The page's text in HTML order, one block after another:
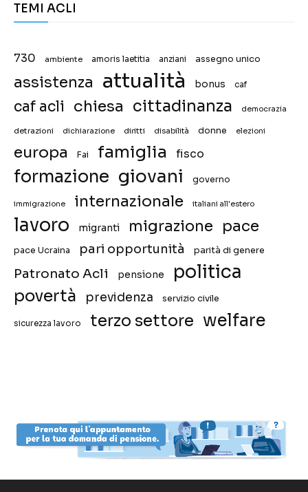
TEMI ACLI
730 ambiente amoris laetitia anziani assegno unico
assistenza attualità bonus caf
caf acli chiesa cittadinanza democrazia
detrazioni dichiarazione diritti disabilità donne elezioni
europa Fai famiglia fisco
formazione giovani governo
immigrazione internazionale italiani all'estero
lavoro migranti migrazione pace
pace Ucraina pari opportunità parità di genere
Patronato Acli pensione politica
povertà previdenza servizio civile
sicurezza lavoro terzo settore welfare